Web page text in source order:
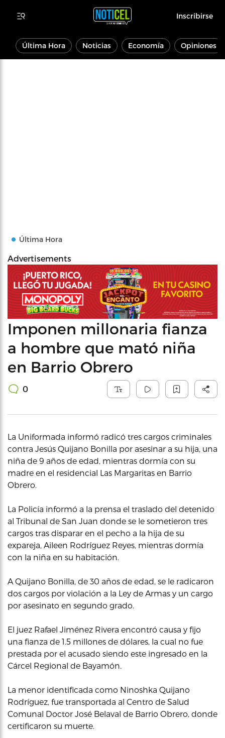
Inscribirse
Última Hora Noticias Economía Opiniones
Última Hora
Advertisements
Imponen millonaria fianza
a hombre que mató niña
en Barrio Obrero
0
La Uniformada informó radicó tres cargos criminales
contra Jesús Quijano Bonilla por asesinar a su hija, una
niña de 9 años de edad, mientras dormía con su
madre en el residencial Las Margaritas en Barrio
Obrero.
La Policía informó a la prensa el traslado del detenido
al Tribunal de San Juan donde se le sometieron tres
cargos tras disparar en el pecho a la hija de su
expareja, Aileen Rodríguez Reyes, mientras dormía
con la niña en su habitación.
A Quijano Bonilla, de 30 años de edad, se le radicaron
dos cargos por violación a la Ley de Armas y un cargo
por asesinato en segundo grado.
El juez Rafael Jiménez Rivera encontró causa y fijo
una fianza de 1.5 millones de dólares, la cual no fue
prestada por el acusado siendo este ingresado en la
Cárcel Regional de Bayamón.
La menor identificada como Ninoshka Quijano
Rodríguez, fue transportada al Centro de Salud
Comunal Doctor José Belaval de Barrio Obrero, donde
certificaron su muerte.